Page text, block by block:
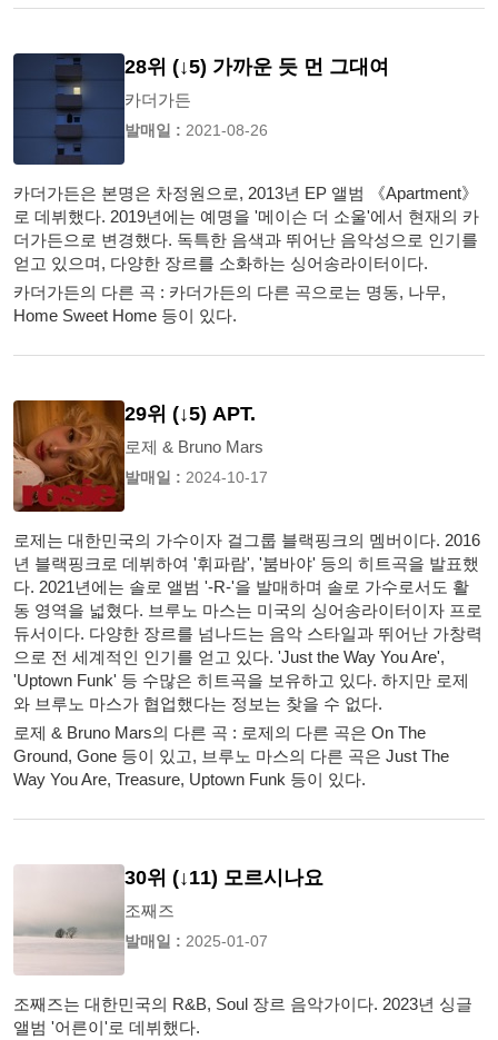
28위 (↓5) 가까운 듯 먼 그대여
카더가든
발매일 : 2021-08-26
카더가든은 본명은 차정원으로, 2013년 EP 앨범 《Apartment》
로 데뷔했다. 2019년에는 예명을 '메이슨 더 소울'에서 현재의 카
더가든으로 변경했다. 독특한 음색과 뛰어난 음악성으로 인기를
얻고 있으며, 다양한 장르를 소화하는 싱어송라이터이다.
카더가든의 다른 곡 : 카더가든의 다른 곡으로는 명동, 나무,
Home Sweet Home 등이 있다.
29위 (↓5) APT.
로제 & Bruno Mars
발매일 : 2024-10-17
로제는 대한민국의 가수이자 걸그룹 블랙핑크의 멤버이다. 2016
년 블랙핑크로 데뷔하여 '휘파람', '붐바야' 등의 히트곡을 발표했
다. 2021년에는 솔로 앨범 '-R-'을 발매하며 솔로 가수로서도 활
동 영역을 넓혔다. 브루노 마스는 미국의 싱어송라이터이자 프로
듀서이다. 다양한 장르를 넘나드는 음악 스타일과 뛰어난 가창력
으로 전 세계적인 인기를 얻고 있다. 'Just the Way You Are',
'Uptown Funk' 등 수많은 히트곡을 보유하고 있다. 하지만 로제
와 브루노 마스가 협업했다는 정보는 찾을 수 없다.
로제 & Bruno Mars의 다른 곡 : 로제의 다른 곡은 On The
Ground, Gone 등이 있고, 브루노 마스의 다른 곡은 Just The
Way You Are, Treasure, Uptown Funk 등이 있다.
30위 (↓11) 모르시나요
조째즈
발매일 : 2025-01-07
조째즈는 대한민국의 R&B, Soul 장르 음악가이다. 2023년 싱글
앨범 '어른이'로 데뷔했다.